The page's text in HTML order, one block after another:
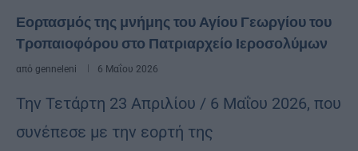
Εορτασμός της μνήμης του Αγίου Γεωργίου του
Τροπαιοφόρου στο Πατριαρχείο Ιεροσολύμων
από genneleni 6 Μαΐου 2026
Την Τετάρτη 23 Απριλίου / 6 Μαΐου 2026, που
συνέπεσε με την εορτή της